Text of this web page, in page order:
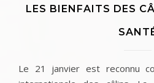
LES BIENFAITS DES
Le 21 janvier est reconnu comme étant la journée